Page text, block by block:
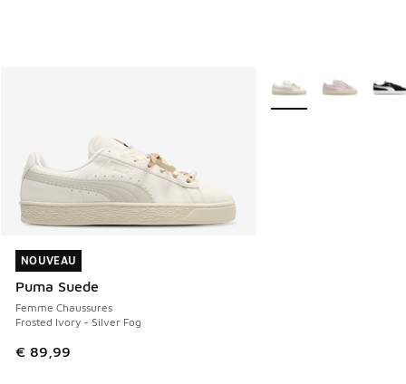
NOUVEAU
Puma Suede
Femme Chaussures
Frosted Ivory - Silver Fog
€ 89,99
NOUVEAU
Plus de couleurs